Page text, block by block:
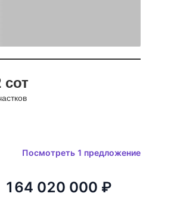
Посмотреть 1 предложение
164 020 000 ₽